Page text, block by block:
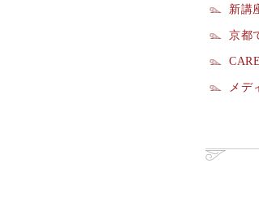
新講
京都
メデ